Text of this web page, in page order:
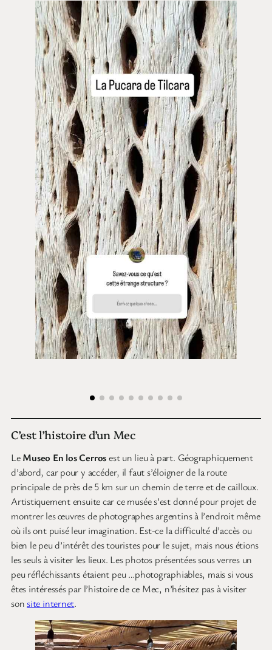
C’est l’histoire d’un Mec
LeMuseo En los Cerrosest un lieu à part. Géographiquement
d’abord, car pour y accéder, il faut s’éloigner de la route
principale de près de 5 km sur un chemin de terre et de cailloux.
Artistiquement ensuite car ce musée s’est donné pour projet de
montrer les œuvres de photographes argentins à l’endroit même
où ils ont puisé leur imagination. Est-ce la difficulté d’accès ou
bien le peu d’intérêt des touristes pour le sujet, mais nous étions
les seuls à visiter les lieux. Les photos présentées sous verres un
peu réfléchissants étaient peu …photographiables, mais si vous
êtes intéressés par l’histoire de ce Mec, n’hésitez pas à visiter
sonsite internet.